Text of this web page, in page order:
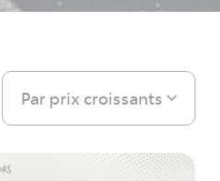
Par prix croissants